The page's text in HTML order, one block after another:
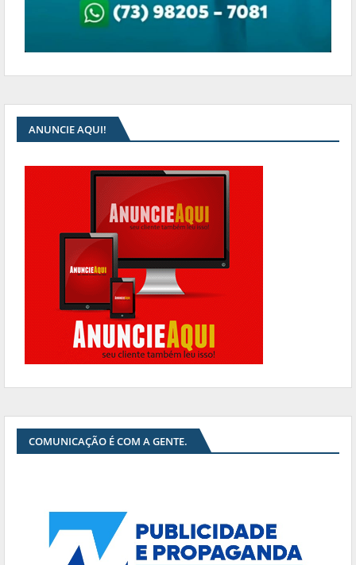
ANUNCIE AQUI!
COMUNICAÇÃO É COM A GENTE.